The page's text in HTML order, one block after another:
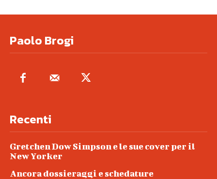
Paolo Brogi
Recenti
Gretchen Dow Simpson e le sue cover per il
New Yorker
Ancora dossieraggi e schedature